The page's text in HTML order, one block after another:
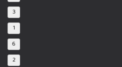
3
1
6
2